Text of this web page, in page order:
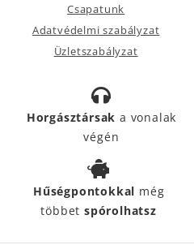
Csapatunk
Adatvédelmi szabályzat
Üzletszabályzat
Horgásztársak a vonalak
végén
Hűségpontokkal még
többetspórolhatsz